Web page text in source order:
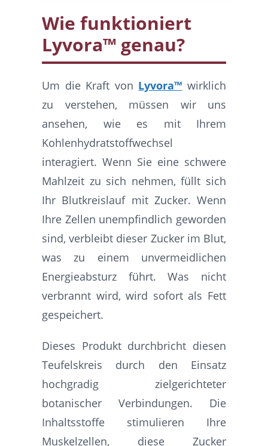
Wie funktioniert
Lyvora™ genau?
Um die Kraft von Lyvora™ wirklich
zu verstehen, müssen wir uns
ansehen, wie es mit Ihrem
Kohlenhydratstoffwechsel
interagiert. Wenn Sie eine schwere
Mahlzeit zu sich nehmen, füllt sich
Ihr Blutkreislauf mit Zucker. Wenn
Ihre Zellen unempfindlich geworden
sind, verbleibt dieser Zucker im Blut,
was zu einem unvermeidlichen
Energieabsturz führt. Was nicht
verbrannt wird, wird sofort als Fett
gespeichert.
Dieses Produkt durchbricht diesen
Teufelskreis durch den Einsatz
hochgradig zielgerichteter
botanischer Verbindungen. Die
Inhaltsstoffe stimulieren Ihre
Muskelzellen, diese Zucker